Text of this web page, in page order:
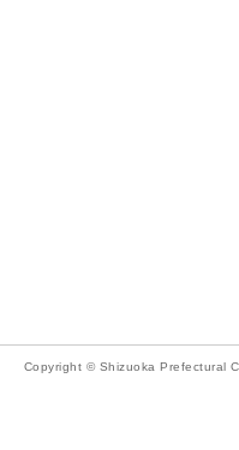
Copyright © Shizuoka Prefectural